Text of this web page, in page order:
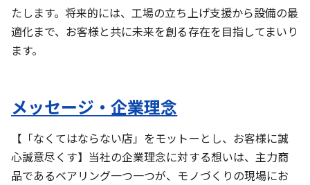
たします。将来的には、工場の立ち上げ支援から設備の最
適化まで、お客様と共に未来を創る存在を目指してまいり
ます。
メッセージ・企業理念
【「なくてはならない店」をモットーとし、お客様に誠
心誠意尽くす】当社の企業理念に対する想いは、主力商
品であるベアリング一つ一つが、モノづくりの現場にお